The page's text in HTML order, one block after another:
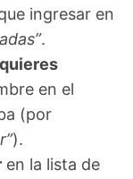
ingresar en
.
en el
(por
).
en la lista de